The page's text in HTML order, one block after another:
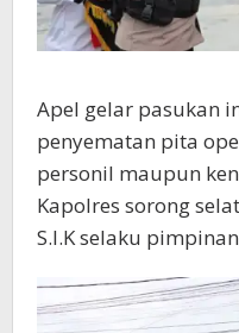
Apel gelar pasukan
penyematan pita
personil maupun
Kapolres sorong
S.I.K selaku